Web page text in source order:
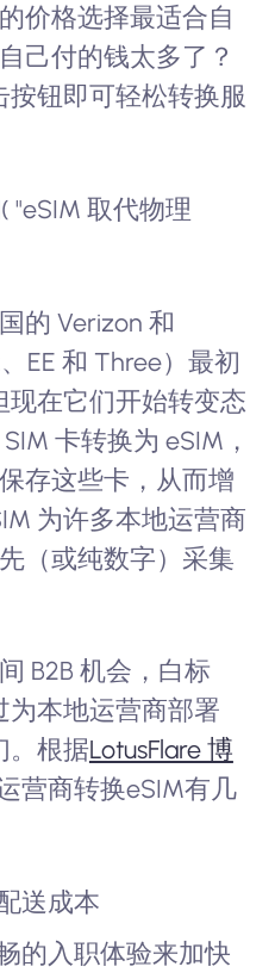
价格选择最适合自
己付的钱太多了？
按钮即可轻松转换服
"eSIM 取代物理
的 Verizon 和
EE 和 Three）最初
现在它们开始转变态
卡转换为 eSIM，
存这些卡，从而增
为许多本地运营商
（或纯数字）采集
B2B 机会，白标
为本地运营商部署
。根据LotusFlare 博
营商转换eSIM有几
送成本
的入职体验来加快